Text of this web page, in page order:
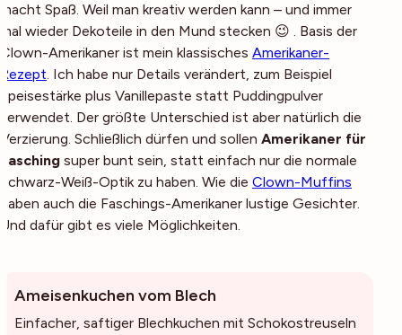
macht Spaß. Weil man kreativ werden kann – und immer
mal wieder Dekoteile in den Mund stecken 😉 . Basis der
Clown-Amerikaner ist mein klassisches Amerikaner-
Rezept. Ich habe nur Details verändert, zum Beispiel
Speisestärke plus Vanillepaste statt Puddingpulver
verwendet. Der größte Unterschied ist aber natürlich die
Verzierung. Schließlich dürfen und sollen Amerikaner für
Fasching super bunt sein, statt einfach nur die normale
Schwarz-Weiß-Optik zu haben. Wie die Clown-Muffins
haben auch die Faschings-Amerikaner lustige Gesichter.
Und dafür gibt es viele Möglichkeiten.
Ameisenkuchen vom Blech
Einfacher, saftiger Blechkuchen mit Schokostreuseln